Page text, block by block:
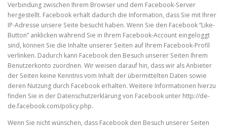
Verbindung zwischen Ihrem Browser und dem Facebook-Server
hergestellt. Facebook erhält dadurch die Information, dass Sie mit Ihrer
IP-Adresse unsere Seite besucht haben. Wenn Sie den Facebook “Like-
Button” anklicken während Sie in Ihrem Facebook-Account eingeloggt
sind, können Sie die Inhalte unserer Seiten auf Ihrem Facebook-Profil
verlinken. Dadurch kann Facebook den Besuch unserer Seiten Ihrem
Benutzerkonto zuordnen. Wir weisen darauf hin, dass wir als Anbieter
der Seiten keine Kenntnis vom Inhalt der übermittelten Daten sowie
deren Nutzung durch Facebook erhalten. Weitere Informationen hierzu
finden Sie in der Datenschutzerklärung von Facebook unter http://de-
de.facebook.com/policy.php.
Wenn Sie nicht wünschen, dass Facebook den Besuch unserer Seiten